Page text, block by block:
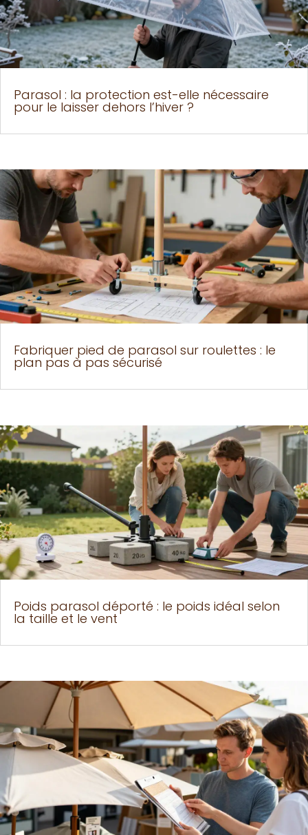
Parasol : la protection est-elle nécessaire
pour le laisser dehors l’hiver ?
Fabriquer pied de parasol sur roulettes : le
plan pas à pas sécurisé
Poids parasol déporté : le poids idéal selon
la taille et le vent